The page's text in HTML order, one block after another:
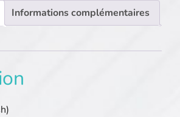
Informations complémentaires